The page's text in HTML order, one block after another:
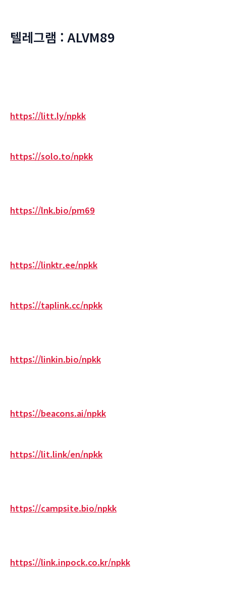
텔레그램 : ALVM89
https://litt.ly/npkk
https://solo.to/npkk
https://lnk.bio/pm69
https://linktr.ee/npkk
https://taplink.cc/npkk
https://linkin.bio/npkk
https://beacons.ai/npkk
https://lit.link/en/npkk
https://campsite.bio/npkk
https://link.inpock.co.kr/npkk